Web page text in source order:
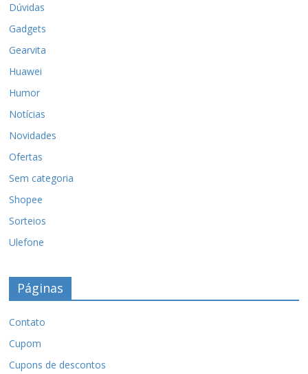
Dúvidas
Gadgets
Gearvita
Huawei
Humor
Notícias
Novidades
Ofertas
Sem categoria
Shopee
Sorteios
Ulefone
Páginas
Contato
Cupom
Cupons de descontos